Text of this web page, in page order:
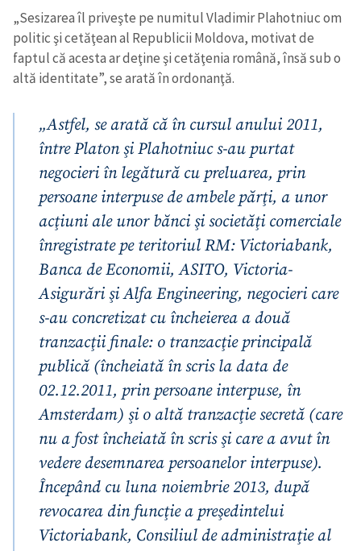
Trimite o informație
Despre ZdG
„Sesizarea îl priveşte pe numitul Vladimir Plahotniuc om
politic şi cetăţean al Republicii Moldova, motivat de
faptul că acesta ar deţine şi cetăţenia română, însă sub o
altă identitate”, se arată în ordonanţă.
„Astfel, se arată că în cursul anului 2011,
între Platon şi Plahotniuc s-au purtat
negocieri în legătură cu preluarea, prin
persoane interpuse de ambele părţi, a unor
acţiuni ale unor bănci şi societăţi comerciale
înregistrate pe teritoriul RM: Victoriabank,
Banca de Economii, ASITO, Victoria-
Asigurări şi Alfa Engineering, negocieri care
s-au concretizat cu încheierea a două
tranzacţii finale: o tranzacţie principală
publică (încheiată în scris la data de
02.12.2011, prin persoane interpuse, în
Amsterdam) şi o altă tranzacţie secretă (care
nu a fost încheiată în scris şi care a avut în
vedere desemnarea persoanelor interpuse).
Începând cu luna noiembrie 2013, după
revocarea din funcţie a preşedintelui
Victoriabank, Consiliul de administraţie al